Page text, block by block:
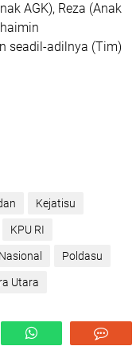
AGK), Reza (Anak
seadil-adilnya (Tim)
Kejatisu
KPU RI
Nasional Poldasu
Utara